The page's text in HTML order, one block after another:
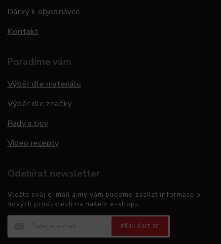
Dárky k objednávce
Kontakt
Poradíme vám
Výběr dle materiálu
Výběr dle značky
Rady a tipy
Video recepty
Odebírat newsletter
Vložte svůj e-mail a my vám budeme zasílat informace o
nových produktech na našem e-shopu.
PŘIHLÁSIT SE